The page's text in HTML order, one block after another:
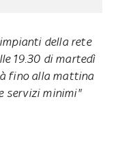
della rete
19.30 di martedì
fino alla mattina
servizi minimi"